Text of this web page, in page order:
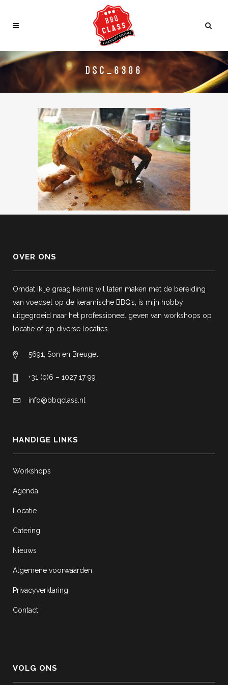
DSC_6386
OVER ONS
Omdat ik je graag kennis wil laten maken met de bereiding
van voedsel op de keramische BBQ’s, is mijn hobby
uitgegroeid naar het professioneel geven van workshops op
locatie of op diverse locaties.
5691, Son en Breugel
+31 (0)6 – 1027 17 99
info@bbqclass.nl
HANDIGE LINKS
Workshops
Agenda
Locatie
Catering
Nieuws
Algemene voorwaarden
Privacyverklaring
Contact
VOLG ONS